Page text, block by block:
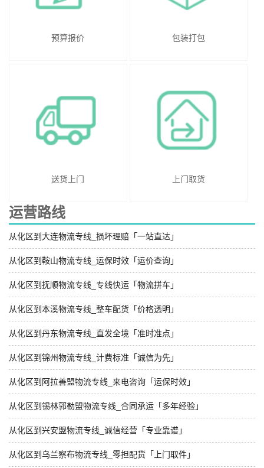
预算报价 包装打包
送货上门 上门取货
运营路线
从化区到大连物流专线_损坏理赔「一站直达」
从化区到鞍山物流专线_运保时效「运价查询」
从化区到抚顺物流专线_专线快运「物流拼车」
从化区到本溪物流专线_整车配货「价格透明」
从化区到丹东物流专线_直发全境「准时准点」
从化区到锦州物流专线_计费标准「诚信为先」
从化区到阿拉善盟物流专线_来电咨询「运保时效」
从化区到锡林郭勒盟物流专线_合同承运「多年经验」
从化区到兴安盟物流专线_诚信经营「专业靠谱」
从化区到乌兰察布物流专线_零担配货「上门取件」